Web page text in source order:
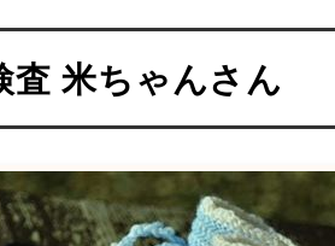
査 米ちゃんさん